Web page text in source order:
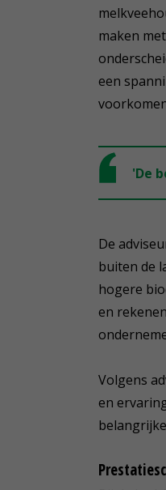
maken
een
'De
De
buiten de
hogere
en
Volgens
en